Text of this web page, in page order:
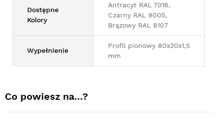
Dostępne
Kolory
Antracyt RAL 7016,
Czarny RAL 9005,
Brązowy RAL 8107
Wypełnienie
Profil pionowy 80x20x1,5
mm
Co powiesz na…?